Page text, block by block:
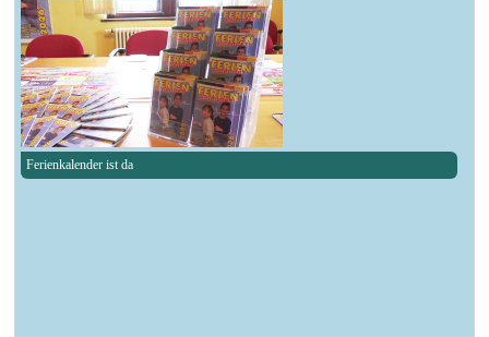
Ferienkalender ist da